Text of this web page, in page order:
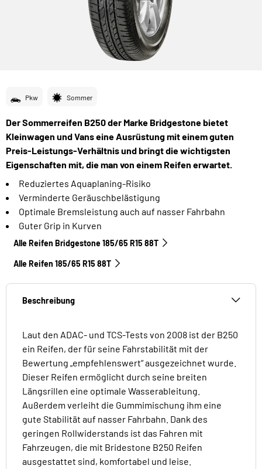
Pkw Sommer
Der Sommerreifen B250 der Marke Bridgestone bietet
Kleinwagen und Vans eine Ausrüstung mit einem guten
Preis-Leistungs-Verhältnis und bringt die wichtigsten
Eigenschaften mit, die man von einem Reifen erwartet.
Reduziertes Aquaplaning-Risiko
Verminderte Geräuschbelästigung
Optimale Bremsleistung auch auf nasser Fahrbahn
Guter Grip in Kurven
Alle Reifen Bridgestone 185/65 R15 88T
Alle Reifen‎ 185/65 R15 88T
Beschreibung
Laut den ADAC- und TCS-Tests von 2008 ist der B250
ein Reifen, der für seine Fahrstabilität mit der
Bewertung „empfehlenswert“ ausgezeichnet wurde.
Dieser Reifen ermöglicht durch seine breiten
Längsrillen eine optimale Wasserableitung.
Außerdem verleiht die Gummimischung ihm eine
gute Stabilität auf nasser Fahrbahn. Dank des
geringen Rollwiderstands ist das Fahren mit
Fahrzeugen, die mit Bridestone B250 Reifen
ausgestattet sind, komfortabel und leise.